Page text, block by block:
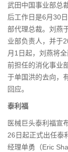
武田中国事业部总
后工作日是6月30
部代理总裁。刘燕
业部负责人，并于
月1日起，刘燕将
前担任的消化事业
于单国洪的去向，
回应。
泰利福
医械巨头泰利福宣
26日起正式出任泰
经理单勇（Eric